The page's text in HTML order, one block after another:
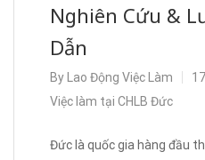
Nghiên Cứu &
Dẫn
By Lao Động Việc Làm
Việc làm tại CHLB Đức
Đức là quốc gia hàng đầu